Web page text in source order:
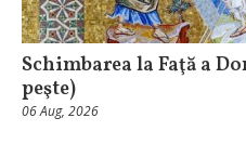
Schimbarea la Faţă a
peşte)
06 Aug, 2026